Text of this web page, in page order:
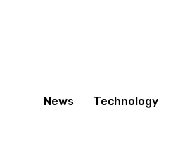
News Technology